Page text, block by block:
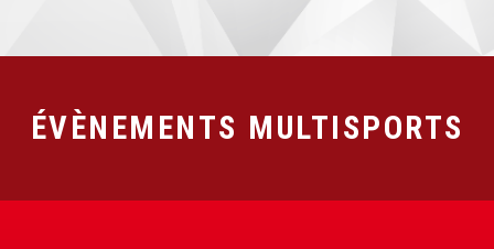
ÉVÈNEMENTS MULTISPORTS